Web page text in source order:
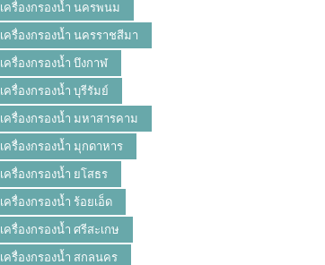
เครื่องกรองน้ำ นครพนม
เครื่องกรองน้ำ นครราชสีมา
เครื่องกรองน้ำ บึงกาฬ
เครื่องกรองน้ำ บุรีรัมย์
เครื่องกรองน้ำ มหาสารคาม
เครื่องกรองน้ำ มุกดาหาร
เครื่องกรองน้ำ ยโสธร
เครื่องกรองน้ำ ร้อยเอ็ด
เครื่องกรองน้ำ ศรีสะเกษ
เครื่องกรองน้ำ สกลนคร